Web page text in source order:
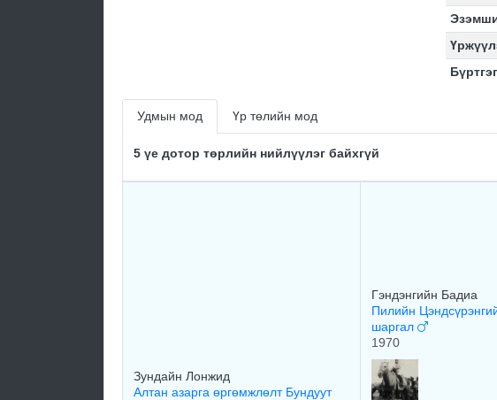
Удмын мод Үр төлийн мод
5 үе дотор төрлийн нийлүүлэг байхгүй
Зундайн Лонжид
Алтан азарга өргөмжлөлт Бундуут
Гэндэнгийн Бадиа
Пилийн
шаргал
1970